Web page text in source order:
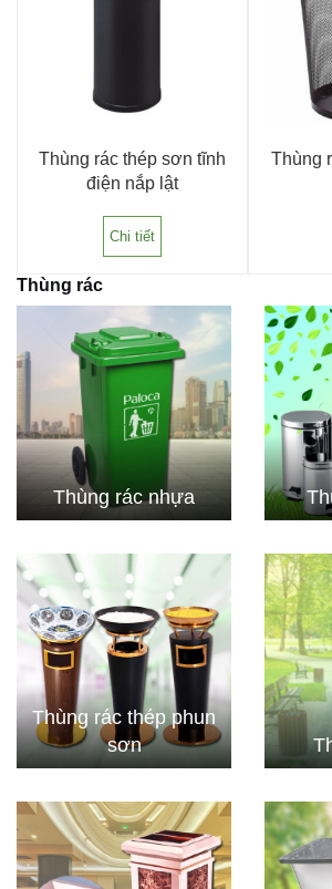
Thùng rác thép sơn tĩnh
điện nắp lật
Chi tiết
Thùng
Thùng rác
Thùng rác nhựa
Thùng rác thép phun
sơn